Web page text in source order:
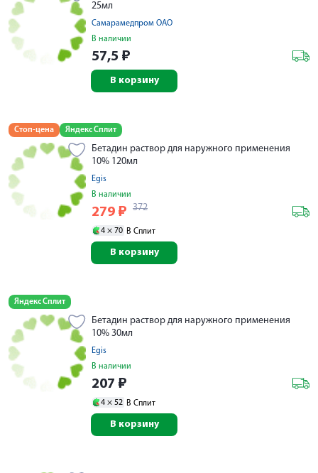
25мл
Самарамедпром ОАО
В наличии
57,5 ₽
В корзину
Стоп-цена Яндекс Сплит
Бетадин раствор для наружного применения
10% 120мл
Egis
В наличии
279 ₽ 372
4 × 70 В Сплит
В корзину
Яндекс Сплит
Бетадин раствор для наружного применения
10% 30мл
Egis
В наличии
207 ₽
4 × 52 В Сплит
В корзину